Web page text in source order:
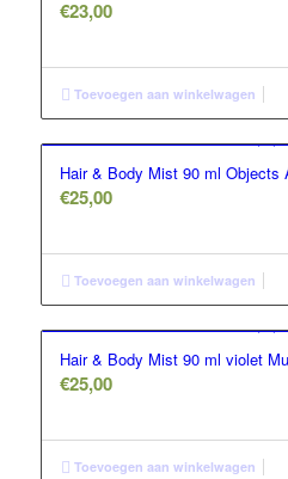
€23,00
Toevoegen aan winkelwagen
Hair & Body Mist 90 ml Objects
€25,00
Toevoegen aan winkelwagen
Hair & Body Mist 90 ml violet
€25,00
Toevoegen aan winkelwagen